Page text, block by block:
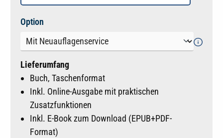
Option
Lieferumfang
Buch, Taschenformat
Inkl. Online-Ausgabe mit praktischen
Zusatzfunktionen
Inkl. E-Book zum Download (EPUB+PDF-
Format)